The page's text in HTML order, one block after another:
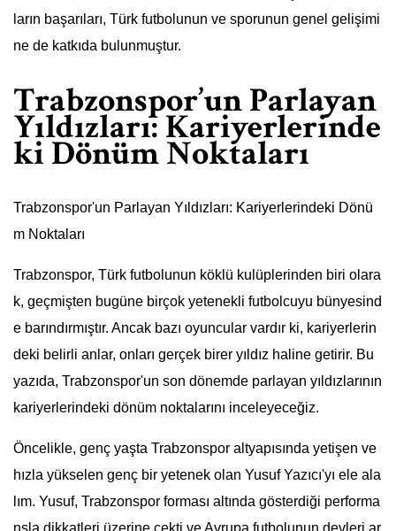
ların başarıları, Türk futbolunun ve sporunun genel gelişimi
ne de katkıda bulunmuştur.
Trabzonspor’un Parlayan
Yıldızları: Kariyerlerinde
ki Dönüm Noktaları
Trabzonspor'un Parlayan Yıldızları: Kariyerlerindeki Dönü
m Noktaları
Trabzonspor, Türk futbolunun köklü kulüplerinden biri olara
k, geçmişten bugüne birçok yetenekli futbolcuyu bünyesind
e barındırmıştır. Ancak bazı oyuncular vardır ki, kariyerlerin
deki belirli anlar, onları gerçek birer yıldız haline getirir. Bu
yazıda, Trabzonspor'un son dönemde parlayan yıldızlarının
kariyerlerindeki dönüm noktalarını inceleyeceğiz.
Öncelikle, genç yaşta Trabzonspor altyapısında yetişen ve
hızla yükselen genç bir yetenek olan Yusuf Yazıcı'yı ele ala
lım. Yusuf, Trabzonspor forması altında gösterdiği performa
nsla dikkatleri üzerine çekti ve Avrupa futbolunun devleri ar